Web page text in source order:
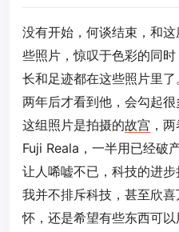
没有开始，何谈结束，和
些照片，惊叹于色彩的同
长和足迹都在这些照片里
两年后才看到他，会勾起很
这组照片是拍摄的故宫 ，
Fuji Reala，一半用已经破
让人唏嘘不已，科技的进
我并不排斥科技，甚至欣
怀，还是希望有些东西可